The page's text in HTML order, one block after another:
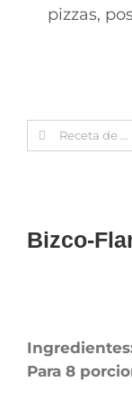
pizzas,
Search
for:
Bizco-
Para 8